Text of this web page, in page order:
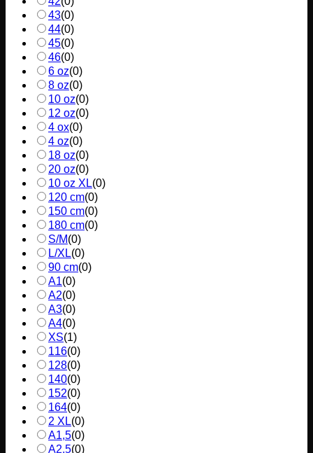
43(0)
44(0)
45(0)
46(0)
6 oz(0)
8 oz(0)
10 oz(0)
12 oz(0)
4 ox(0)
4 oz(0)
18 oz(0)
20 oz(0)
10 oz XL(0)
120 cm(0)
150 cm(0)
180 cm(0)
S/M(0)
L/XL(0)
90 cm(0)
A1(0)
A2(0)
A3(0)
A4(0)
XS(1)
116(0)
128(0)
140(0)
152(0)
164(0)
2 XL(0)
A1,5(0)
A2,5(0)